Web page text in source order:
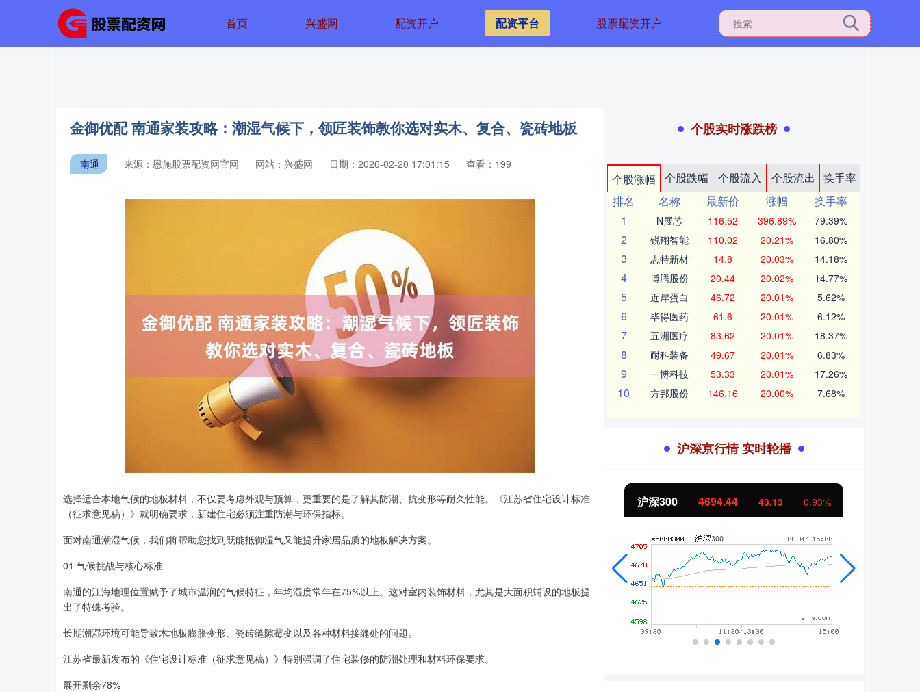
首页 兴盛网 配资开户 配资平台 股票配资开户
金御优配 南通家装攻略：潮湿气候下，领匠装饰教你选对实木、复合、瓷砖地板
南通 来源：恩施股票配资网官网 网站：兴盛网 日期：2026-02-20 17:01:15 查看：199
选择适合本地气候的地板材料，不仅要考虑外观与预算，更重要的是了解其防潮、抗变形等耐久性能。《江苏省住宅设计标准
（征求意见稿）》就明确要求，新建住宅必须注重防潮与环保指标。
面对南通潮湿气候，我们将帮助您找到既能抵御湿气又能提升家居品质的地板解决方案。
01 气候挑战与核心标准
南通的江海地理位置赋予了城市温润的气候特征，年均湿度常年在75%以上。这对室内装饰材料，尤其是大面积铺设的地板提
出了特殊考验。
长期潮湿环境可能导致木地板膨胀变形、瓷砖缝隙霉变以及各种材料接缝处的问题。
江苏省最新发布的《住宅设计标准（征求意见稿）》特别强调了住宅装修的防潮处理和材料环保要求。
展开剩余78%
个股实时涨跌榜
个股涨幅 个股跌幅 个股流入 个股流出
换手率
排名
名称 最新价 涨幅
换手率
1
N展芯 116.52 396.89% 79.39%
2 锐翔智能 110.02 20.21% 16.80%
3 志特新材 14.8 20.03% 14.18%
4 博腾股份 20.44 20.02% 14.77%
5 近岸蛋白 46.72 20.01% 5.62%
6 毕得医药 61.6 20.01% 6.12%
7 五洲医疗 83.62 20.01% 18.37%
8 耐科装备 49.67 20.01% 6.83%
9 一博科技 53.33 20.01% 17.26%
10 方邦股份 146.16 20.00% 7.68%
沪深京行情 实时轮播
深证成指 14311.01 200.89 1.42% 沪深300 4694.44 43.13 0.93% 北证50 1134.24 11.37 1.01%